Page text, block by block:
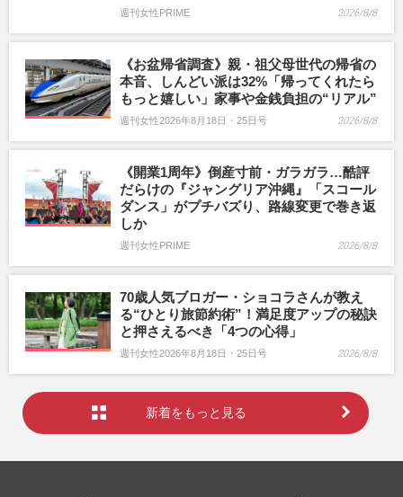
週刊女性PRIME 2026/8/8
《お盆帰省調査》親・祖父母世代の帰省の
本音、しんどい派は32%「帰ってくれたら
もっと嬉しい」家事や金銭負担の“リアル”
週刊女性2026年8月18日・25日号 2026/8/8
《開業1周年》倒産寸前・ガラガラ…酷評
だらけの『ジャングリア沖縄』「スコール
ダンス」がプチバズり、路線変更で巻き返
しか
週刊女性PRIME 2026/8/8
70歳人気ブロガー・ショコラさんが教え
る“ひとり旅節約術”！満足度アップの秘訣
と押さえるべき「4つの心得」
週刊女性2026年8月18日・25日号 2026/8/8
新着をもっと見る